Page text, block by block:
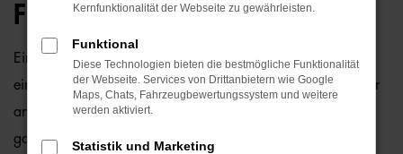
FÜR ROSTOCK GEEIGNET
Ein VW T-Cross Gebrauchtwagen und Rostock passen
einfach perfekt zusammen. Dies ließe sich natürlich auch für
andere Orte sagen, denn dieses Modell überzeugt auf
ganzer Linie. Wir von der Auto-Familie Ostermaier arbeiten
Kernfunktionalität der Webseite zu gewährleisten.
Funktional
Diese Technologien bieten die bestmögliche Funktionalität
der Webseite. Services von Drittanbietern wie Google
Maps, Chats, Fahrzeugbewertungssystem und weitere
werden aktiviert.
Statistik und Marketing